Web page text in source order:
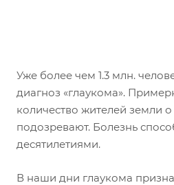
Уже более чем 1.3 млн.
диагноз «глаукома».
количество жителей земли
подозревают. Болезнь
десятилетиями.
В наши дни глаукома